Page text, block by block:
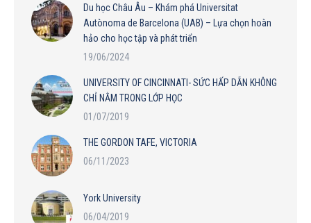
Du học Châu Âu – Khám phá Universitat
Autònoma de Barcelona (UAB) – Lựa chọn hoàn
hảo cho học tập và phát triển
19/06/2024
UNIVERSITY OF CINCINNATI- SỨC HẤP DẪN KHÔNG
CHỈ NẰM TRONG LỚP HỌC
01/07/2019
THE GORDON TAFE, VICTORIA
06/11/2023
York University
06/04/2019